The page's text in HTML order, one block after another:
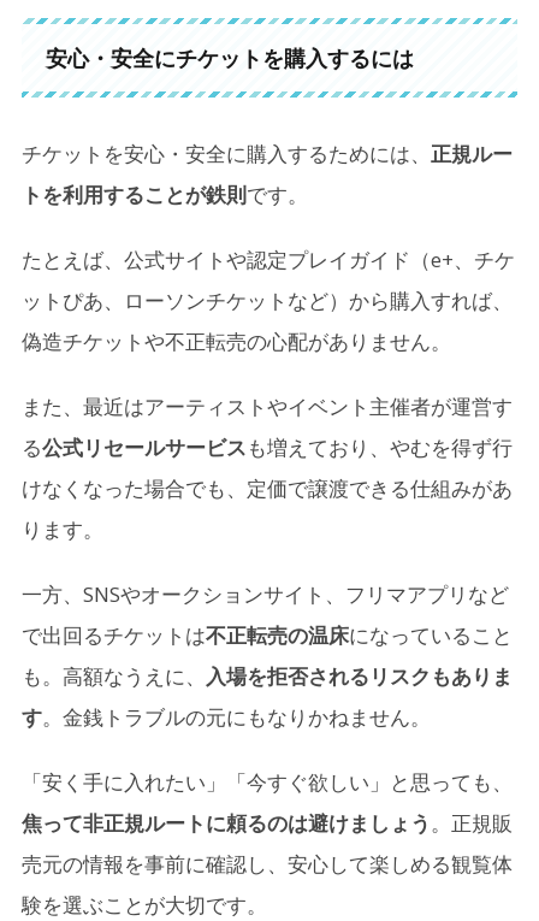
安心・安全にチケットを購入するには
チケットを安心・安全に購入するためには、 正規ルー
トを利用することが鉄則です。
たとえば、公式サイトや認定プレイガイド（e+、チケ
ットぴあ、ローソンチケットなど）から購入すれば、
偽造チケットや不正転売の心配がありません。
また、最近はアーティストやイベント主催者が運営す
る公式リセールサービスも増えており、やむを得ず行
けなくなった場合でも、定価で譲渡できる仕組みがあ
ります。
一方、SNSやオークションサイト、フリマアプリなど
で出回るチケットは不正転売の温床になっていること
も。高額なうえに、 入場を拒否されるリスクもありま
す。金銭トラブルの元にもなりかねません。
「安く手に入れたい」「今すぐ欲しい」と思っても、
焦って非正規ルートに頼るのは避けましょう。正規販
売元の情報を事前に確認し、安心して楽しめる観覧体
験を選ぶことが大切です。